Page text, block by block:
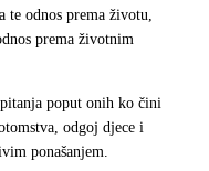
te odnos prema životu,
prema životnim
poput onih ko čini
odgoj djece i
ponašanjem.